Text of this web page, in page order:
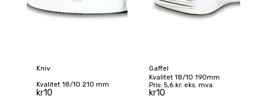
Kniv
Kvalitet 18/10 210 mm
kr10
Gaffel
Kvalitet 18/10 190mm
Pris: 5,6 kr. eks. mva
kr10